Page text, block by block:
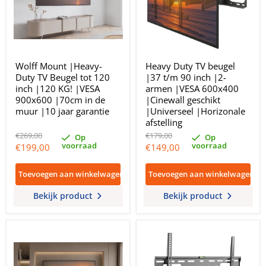
Wolff Mount |Heavy-
Duty TV Beugel tot 120
inch |120 KG! |VESA
900x600 |70cm in de
muur |10 jaar garantie
Oorspronkelijke
prijs
€269,00
Huidige
€199,00
Op
voorraad
Toevoegen aan winkelwagen
Bekijk product
Heavy Duty TV beugel
|37 t/m 90 inch |2-
armen |VESA 600x400
|Cinewall geschikt
|Universeel |Horizonale
afstelling
Oorspronkelijke
prijs
€179,00
Huidige
€149,00
Op
voorraad
Toevoegen aan winkelwagen
Bekijk product